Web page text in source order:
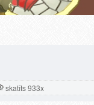
skatīts 933x